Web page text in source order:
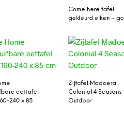
Come here tafel
gekleurd eiken –
eettafel
240 x 85
Zijtafel Madoera
Colonial 4 Seasons
Outdoor